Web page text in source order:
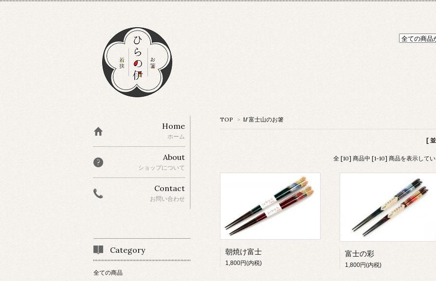
TOP > 🥢富士山のお箸
[
全 [10] 商品中 [1-10] 商品を表示して
朝焼け富士
1,800円(内税)
富士の彩
1,800円(内税)
Home
ホーム
About
ショップについて
Contact
お問い合わせ
Category
全ての商品